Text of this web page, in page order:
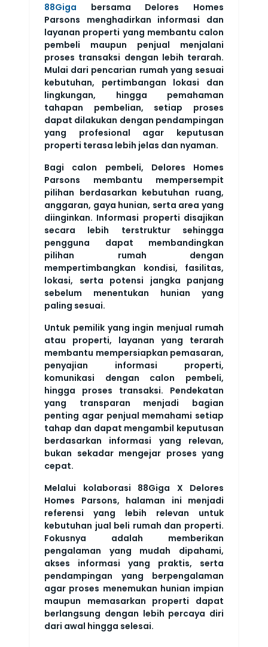
88Giga bersama Delores Homes
Parsons menghadirkan informasi dan
layanan properti yang membantu calon
pembeli maupun penjual menjalani
proses transaksi dengan lebih terarah.
Mulai dari pencarian rumah yang sesuai
kebutuhan, pertimbangan lokasi dan
lingkungan, hingga pemahaman
tahapan pembelian, setiap proses
dapat dilakukan dengan pendampingan
yang profesional agar keputusan
properti terasa lebih jelas dan nyaman.
Bagi calon pembeli, Delores Homes
Parsons membantu mempersempit
pilihan berdasarkan kebutuhan ruang,
anggaran, gaya hunian, serta area yang
diinginkan. Informasi properti disajikan
secara lebih terstruktur sehingga
pengguna dapat membandingkan
pilihan rumah dengan
mempertimbangkan kondisi, fasilitas,
lokasi, serta potensi jangka panjang
sebelum menentukan hunian yang
paling sesuai.
Untuk pemilik yang ingin menjual rumah
atau properti, layanan yang terarah
membantu mempersiapkan pemasaran,
penyajian informasi properti,
komunikasi dengan calon pembeli,
hingga proses transaksi. Pendekatan
yang transparan menjadi bagian
penting agar penjual memahami setiap
tahap dan dapat mengambil keputusan
berdasarkan informasi yang relevan,
bukan sekadar mengejar proses yang
cepat.
Melalui kolaborasi 88Giga X Delores
Homes Parsons, halaman ini menjadi
referensi yang lebih relevan untuk
kebutuhan jual beli rumah dan properti.
Fokusnya adalah memberikan
pengalaman yang mudah dipahami,
akses informasi yang praktis, serta
pendampingan yang berpengalaman
agar proses menemukan hunian impian
maupun memasarkan properti dapat
berlangsung dengan lebih percaya diri
dari awal hingga selesai.